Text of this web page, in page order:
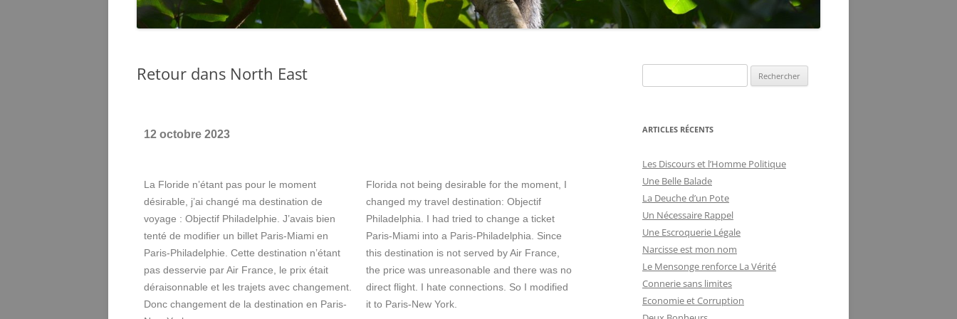
DE LA FRILOSITÉ
Retour dans North East
12 octobre 2023
La Floride n’étant pas pour le moment
désirable, j’ai changé ma destination de
voyage : Objectif Philadelphie. J’avais bien
tenté de modifier un billet Paris-Miami en
Paris-Philadelphie. Cette destination n’étant
pas desservie par Air France, le prix était
déraisonnable et les trajets avec changement.
Donc changement de la destination en Paris-
Florida not being desirable for the moment, I
changed my travel destination: Objectif
Philadelphia. I had tried to change a ticket
Paris-Miami into a Paris-Philadelphia. Since
this destination is not served by Air France,
the price was unreasonable and there was no
direct flight. I hate connections. So I modified
it to Paris-New York.
ARTICLES RÉCENTS
Les Discours et l’Homme Politique
Une Belle Balade
La Deuche d’un Pote
Un Nécessaire Rappel
Une Escroquerie Légale
Narcisse est mon nom
Le Mensonge renforce La Vérité
Connerie sans limites
Economie et Corruption